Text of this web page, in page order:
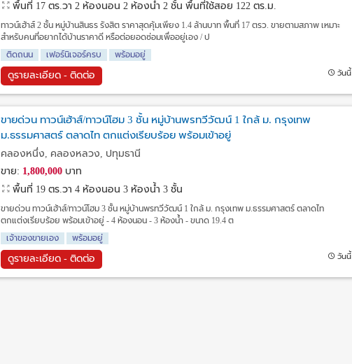
พื้นที่ 17 ตร.วา 2 ห้องนอน 2 ห้องน้ำ 2 ชั้น พื้นที่ใช้สอย 122 ตร.ม.
ทาวน์เฮ้าส์ 2 ชั้น หมู่บ้านสินธร รังสิต ราคาสุดคุ้มเพียง 1.4 ล้านบาท พื้นที่ 17 ตรว. ขายตามสภาพ เหมาะ
สำหรับคนที่อยากได้บ้านราคาดี หรือต่อยอดซ่อมเพื่ออยู่เอง / ป
ติดถนน
เฟอร์นิเจอร์ครบ พร้อมอยู่
ดูรายละเอียด - ติดต่อ วันนี้
ขายด่วน ทาวน์เฮ้าส์/ทาวน์โฮม 3 ชั้น หมู่บ้านพรทวีวัฒน์ 1 ใกล้ ม. กรุงเทพ
ม.ธรรมศาสตร์ ตลาดไท ตกแต่งเรียบร้อย พร้อมเข้าอยู่
คลองหนึ่ง, คลองหลวง, ปทุมธานี
ขาย: 1,800,000 บาท
พื้นที่ 19 ตร.วา 4 ห้องนอน 3 ห้องน้ำ 3 ชั้น
ขายด่วน ทาวน์เฮ้าส์/ทาวน์โฮม 3 ชั้น หมู่บ้านพรทวีวัฒน์ 1 ใกล้ ม. กรุงเทพ ม.ธรรมศาสตร์ ตลาดไท
ตกแต่งเรียบร้อย พร้อมเข้าอยู่ - 4 ห้องนอน - 3 ห้องน้ำ - ขนาด 19.4 ต
เจ้าของขายเอง
พร้อมอยู่
ดูรายละเอียด - ติดต่อ วันนี้